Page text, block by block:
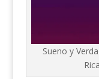
Sueno y